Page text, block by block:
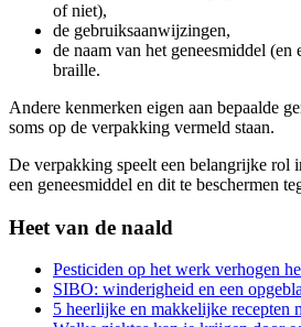
of niet),
de gebruiksaanwijzingen,
de naam van het geneesmiddel (en
braille.
Andere kenmerken eigen aan bepaalde
soms op de verpakking vermeld staan.
De verpakking speelt een belangrijke rol
een geneesmiddel en dit te beschermen
Heet van de naald
Pesticiden op het werk verhogen
SIBO: winderigheid en een
5 heerlijke en makkelijke recepten